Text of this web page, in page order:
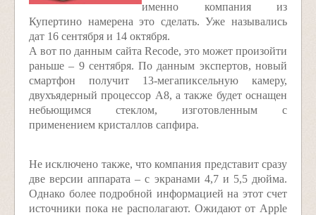
именно компания из
Купертино намерена это сделать. Уже назывались
дат 16 сентября и 14 октября.
А вот по данным сайта Recode, это может произойти
раньше – 9 сентября. По данным экспертов, новый
смартфон получит 13-мегапиксельную камеру,
двухъядерный процессор А8, а также будет оснащен
небьющимся стеклом, изготовленным с
применением кристаллов сапфира.
Не исключено также, что компания представит сразу
две версии аппарата – с экранами 4,7 и 5,5 дюйма.
Однако более подробной информацией на этот счет
источники пока не располагают. Ожидают от Apple